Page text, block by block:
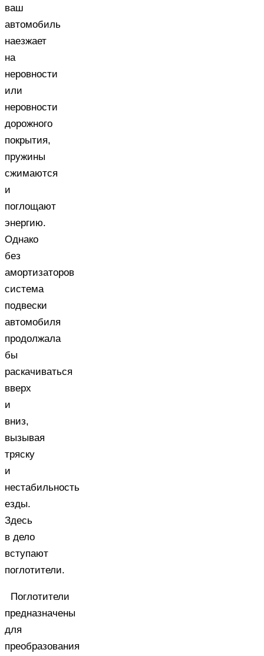
ваш
автомобиль
наезжает
на
неровности
или
неровности
дорожного
покрытия,
пружины
сжимаются
и
поглощают
энергию.
Однако
без
амортизаторов
система
подвески
автомобиля
продолжала
бы
раскачиваться
вверх
и
вниз,
вызывая
тряску
и
нестабильность
езды.
Здесь
в дело
вступают
поглотители.
Поглотители
предназначены
для
преобразования